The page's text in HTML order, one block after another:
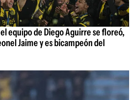
equipo de Diego Aguirre se floreó,
Jaime y es bicampeón del